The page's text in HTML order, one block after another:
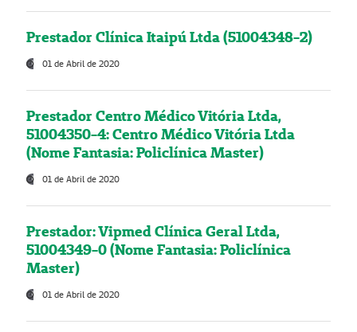
Prestador Clínica Itaipú Ltda (51004348-2)
01 de Abril de 2020
Prestador Centro Médico Vitória Ltda,
51004350-4: Centro Médico Vitória Ltda
(Nome Fantasia: Policlínica Master)
01 de Abril de 2020
Prestador: Vipmed Clínica Geral Ltda,
51004349-0 (Nome Fantasia: Policlínica
Master)
01 de Abril de 2020